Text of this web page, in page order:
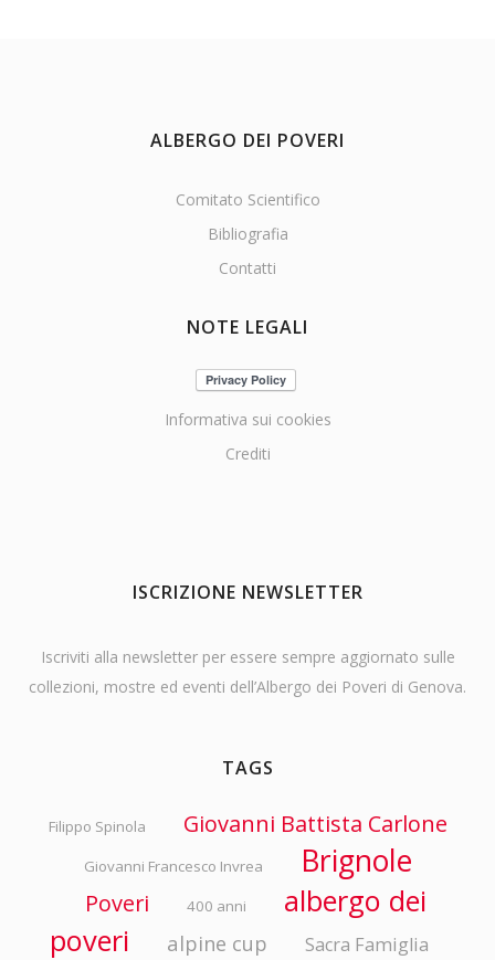
ALBERGO DEI POVERI
Comitato Scientifico
Bibliografia
Contatti
NOTE LEGALI
Informativa sui cookies
Crediti
ISCRIZIONE NEWSLETTER
Iscriviti alla newsletter per essere sempre aggiornato sulle
collezioni, mostre ed eventi dell’Albergo dei Poveri di Genova.
TAGS
Filippo Spinola Giovanni Battista Carlone
Giovanni Francesco Invrea Brignole
Poveri 400 anni
albergo dei
poveri
alpine cup
Sacra Famiglia